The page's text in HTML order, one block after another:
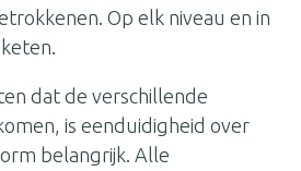
Op elk niveau en in
dat de verschillende
is eenduidigheid over
belangrijk. Alle